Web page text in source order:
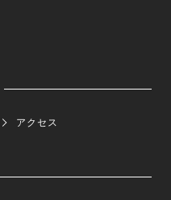
アクセス